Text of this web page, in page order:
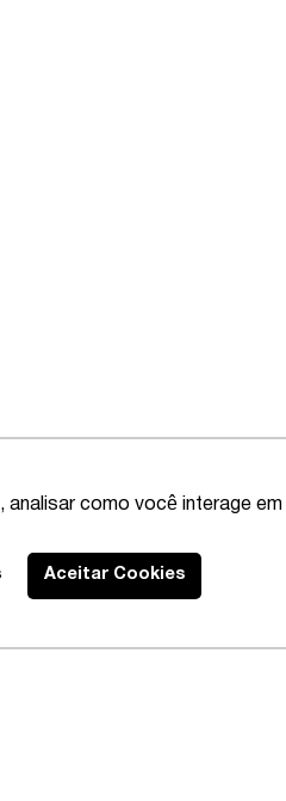
como você interage
Aceitar Cookies